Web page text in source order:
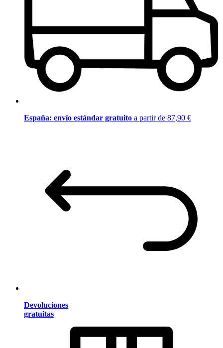
España: envío estándar gratuito a partir de 87,90 €
Devoluciones
gratuitas